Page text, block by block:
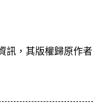
訊，其版權歸原作者